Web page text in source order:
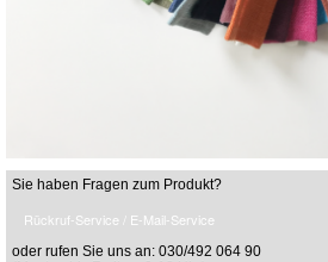
Sie haben Fragen zum Produkt?
Rückruf-Service / E-Mail-Service
oder rufen Sie uns an: 030/492 064 90